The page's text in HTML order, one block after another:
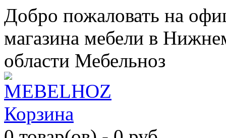
Добро пожаловать на
магазина мебели в
области Мебельноз
Корзина